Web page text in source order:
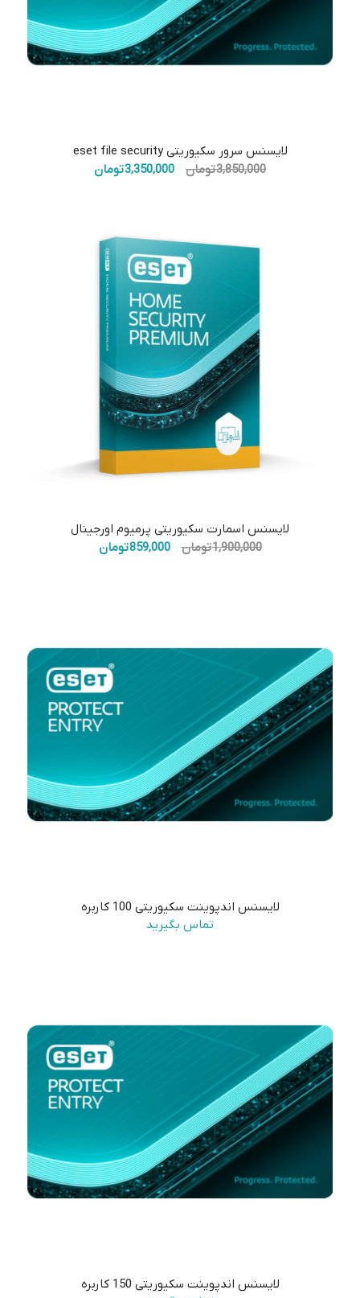
لایسنس سرور سکیوریتی eset file security
3,850,000تومان
قیمت
3,350,000تومانقیمت
لایسنس اسمارت سکیوریتی پرمیوم اورجینال
1,900,000تومان
قیمت
859,000تومانقیمت
لایسنس اندپوینت سکیوریتی 100 کاربره
تماس بگیرید
لایسنس اندپوینت سکیوریتی 150 کاربره